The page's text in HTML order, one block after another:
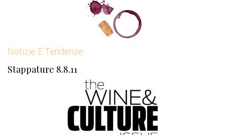
Notizie E Tendenze
Stappature 8.8.11